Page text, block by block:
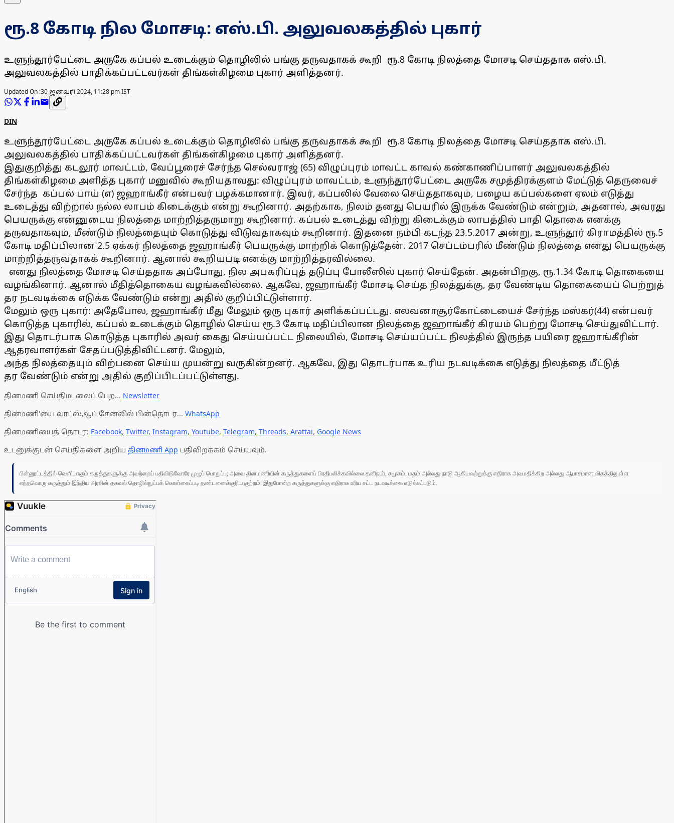
ரூ.8 கோடி நில மோசடி: எஸ்.பி. அலுவலகத்தில் புகார்
உளுந்தூர்பேட்டை அருகே கப்பல் உடைக்கும் தொழிலில் பங்கு தருவதாகக் கூறி ரூ.8 கோடி நிலத்தை மோசடி செய்ததாக எஸ்.பி.
அலுவலகத்தில் பாதிக்கப்பட்டவர்கள் திங்கள்கிழமை புகார் அளித்தனர்.
Updated On :30 ஜனவரி 2024, 11:28 pm IST
DIN
உளுந்தூர்பேட்டை அருகே கப்பல் உடைக்கும் தொழிலில் பங்கு தருவதாகக் கூறி ரூ.8 கோடி நிலத்தை மோசடி செய்ததாக எஸ்.பி.
அலுவலகத்தில் பாதிக்கப்பட்டவர்கள் திங்கள்கிழமை புகார் அளித்தனர்.
இதுகுறித்து கடலூர் மாவட்டம், வேப்பூரைச் சேர்ந்த செல்வராஜ் (65) விழுப்புரம் மாவட்ட காவல் கண்காணிப்பாளர் அலுவலகத்தில்
திங்கள்கிழமை அளித்த புகார் மனுவில் கூறியதாவது: விழுப்புரம் மாவட்டம், உளுந்தூர்பேட்டை அருகே சமுத்திரக்குளம் மேட்டுத் தெருவைச்
சேர்ந்த கப்பல் பாய் (எ) ஜஹாங்கீர் என்பவர் பழக்கமானார். இவர், கப்பலில் வேலை செய்ததாகவும், பழைய கப்பல்களை ஏலம் எடுத்து
உடைத்து விற்றால் நல்ல லாபம் கிடைக்கும் என்று கூறினார். அதற்காக, நிலம் தனது பெயரில் இருக்க வேண்டும் என்றும், அதனால், அவரது
பெயருக்கு என்னுடைய நிலத்தை மாற்றித்தருமாறு கூறினார். கப்பல் உடைத்து விற்று கிடைக்கும் லாபத்தில் பாதி தொகை எனக்கு
தருவதாகவும், மீண்டும் நிலத்தையும் கொடுத்து விடுவதாகவும் கூறினார். இதனை நம்பி கடந்த 23.5.2017 அன்று, உளுந்தூர் கிராமத்தில் ரூ.5
கோடி மதிப்பிலான 2.5 ஏக்கர் நிலத்தை ஜஹாங்கீர் பெயருக்கு மாற்றிக் கொடுத்தேன். 2017 செப்டம்பரில் மீண்டும் நிலத்தை எனது பெயருக்கு
மாற்றித்தருவதாகக் கூறினார். ஆனால் கூறியபடி எனக்கு மாற்றித்தரவில்லை.
எனது நிலத்தை மோசடி செய்ததாக அப்போது, நில அபகரிப்புத் தடுப்பு போலீஸில் புகார் செய்தேன். அதன்பிறகு, ரூ.1.34 கோடி தொகையை
வழங்கினார். ஆனால் மீதித்தொகைய வழங்கவில்லை. ஆகவே, ஜஹாங்கீர் மோசடி செய்த நிலத்துக்கு, தர வேண்டிய தொகையைப் பெற்றுத்
தர நடவடிக்கை எடுக்க வேண்டும் என்று அதில் குறிப்பிட்டுள்ளார்.
மேலும் ஒரு புகார்: அதேபோல, ஜஹாங்கீர் மீது மேலும் ஒரு புகார் அளிக்கப்பட்டது. எலவனாசூர்கோட்டையைச் சேர்ந்த மஸ்கர்(44) என்பவர்
கொடுத்த புகாரில், கப்பல் உடைக்கும் தொழில் செய்ய ரூ.3 கோடி மதிப்பிலான நிலத்தை ஜஹாங்கீர் கிரயம் பெற்று மோசடி செய்துவிட்டார்.
இது தொடர்பாக கொடுத்த புகாரில் அவர் கைது செய்யப்பட்ட நிலையில், மோசடி செய்யப்பட்ட நிலத்தில் இருந்த பயிரை ஜஹாங்கீரின்
ஆதரவாளர்கள் சேதப்படுத்திவிட்டனர். மேலும்,
அந்த நிலத்தையும் விற்பனை செய்ய முயன்று வருகின்றனர். ஆகவே, இது தொடர்பாக உரிய நடவடிக்கை எடுத்து நிலத்தை மீட்டுத்
தர வேண்டும் என்று அதில் குறிப்பிடப்பட்டுள்ளது.
தினமணி செய்திமடலைப் பெற... Newsletter
தினமணி'யை வாட்ஸ்ஆப் சேனலில் பின்தொடர... WhatsApp
தினமணியைத் தொடர: Facebook, Twitter, Instagram, Youtube, Telegram, Threads, Arattai, Google News
உடனுக்குடன் செய்திகளை அறிய தினமணி App பதிவிறக்கம் செய்யவும்.
பின்னூட்டத்தில் வெளியாகும் கருத்துகளுக்கு அவற்றைப் பதிவிடுவோரே முழுப் பொறுப்பு; அவை தினமணியின் கருத்துகளைப் பிரதிபலிக்கவில்லை.தனிநபர், சமூகம், மதம் அல்லது நாடு ஆகியவற்றுக்கு எதிராக அவமதிக்கிற அல்லது ஆபாசமான விதத்திலுள்ள
எந்தவொரு கருத்தும் இந்திய அரசின் தகவல் தொழில்நுட்பக் கொள்கைப்படி தண்டனைக்குரிய குற்றம். இதுபோன்ற கருத்துகளுக்கு எதிராக உரிய சட்ட நடவடிக்கை எடுக்கப்படும்.